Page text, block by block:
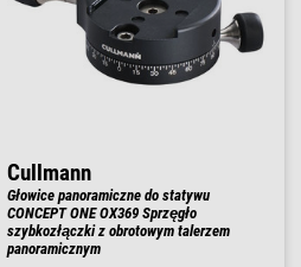
Cullmann
Głowice panoramiczne do statywu
CONCEPT ONE OX369 Sprzęgło
szybkozłączki z obrotowym talerzem
panoramicznym